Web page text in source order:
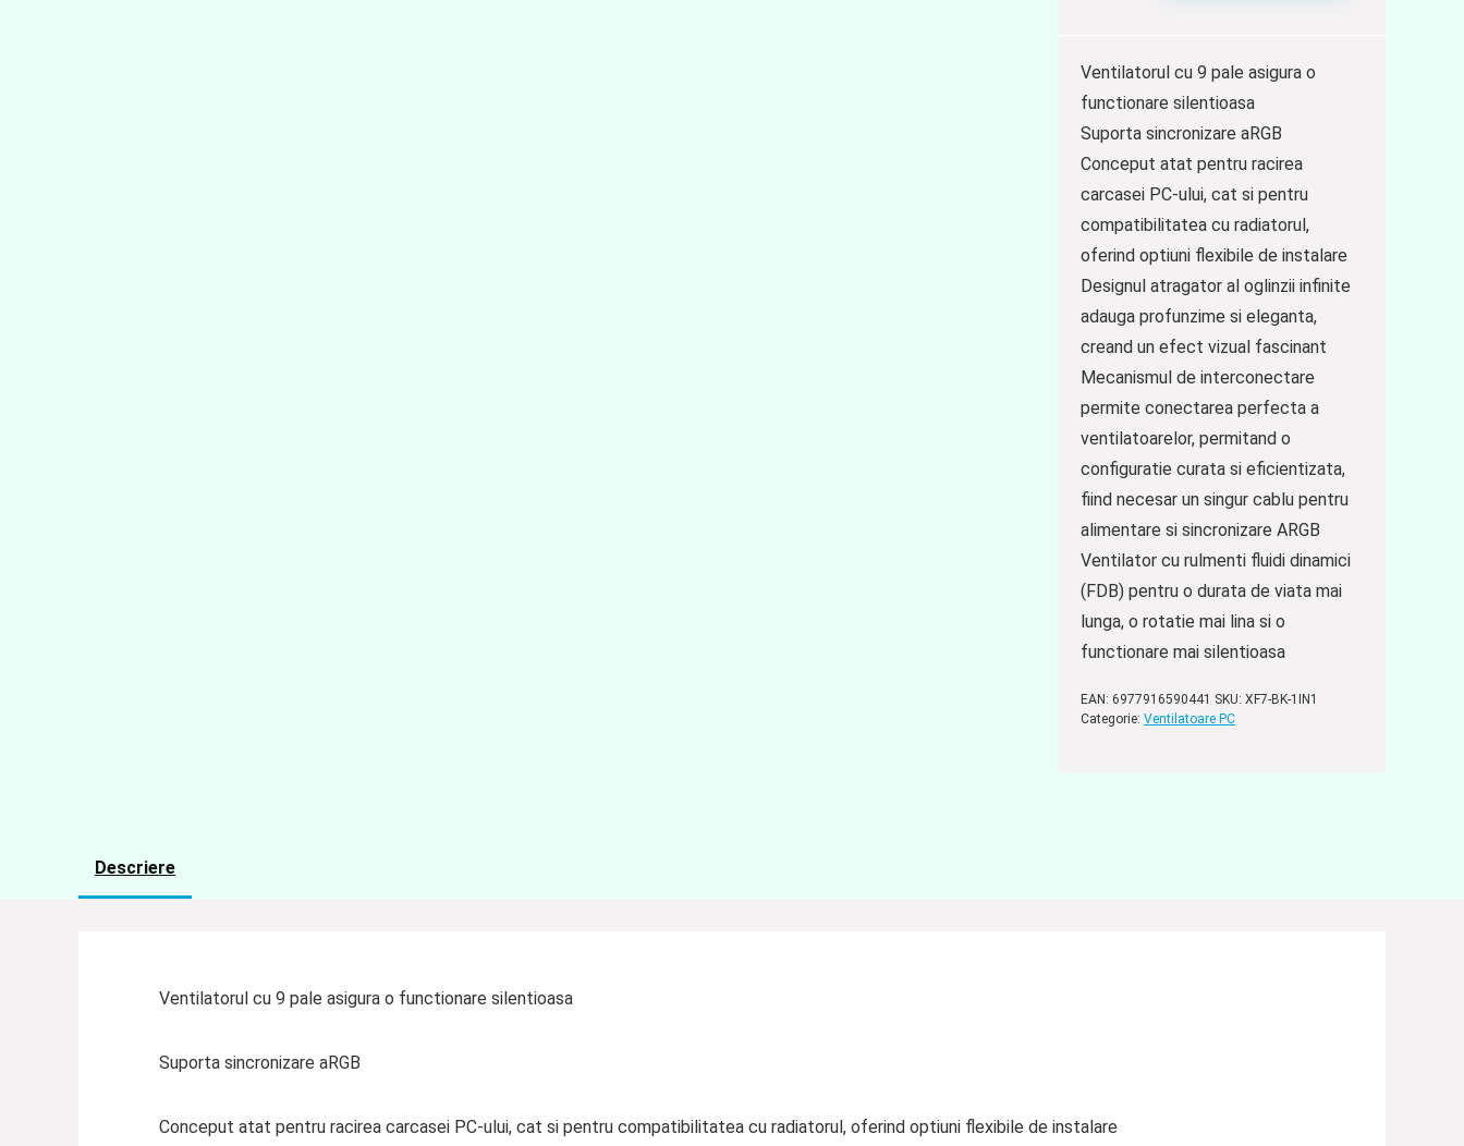
Ventilatorul cu 9 pale asigura o
functionare silentioasa
Suporta sincronizare aRGB
Conceput atat pentru racirea
carcasei PC-ului, cat si pentru
compatibilitatea cu radiatorul,
oferind optiuni flexibile de instalare
Designul atragator al oglinzii infinite
adauga profunzime si eleganta,
creand un efect vizual fascinant
Mecanismul de interconectare
permite conectarea perfecta a
ventilatoarelor, permitand o
configuratie curata si eficientizata,
fiind necesar un singur cablu pentru
alimentare si sincronizare ARGB
Ventilator cu rulmenti fluidi dinamici
(FDB) pentru o durata de viata mai
lunga, o rotatie mai lina si o
functionare mai silentioasa
EAN: 6977916590441 SKU: XF7-BK-1IN1
Categorie: Ventilatoare PC
Descriere
Ventilatorul cu 9 pale asigura o functionare silentioasa
Suporta sincronizare aRGB
Conceput atat pentru racirea carcasei PC-ului, cat si pentru compatibilitatea cu radiatorul, oferind optiuni flexibile de instalare